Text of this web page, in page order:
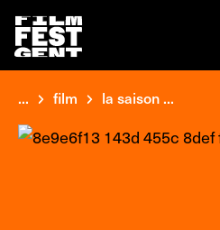
... film la saison ...